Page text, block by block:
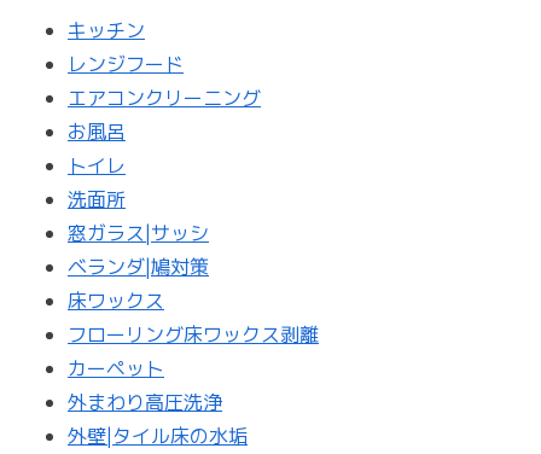
キッチン
レンジフード
エアコンクリーニング
お風呂
トイレ
洗面所
窓ガラス|サッシ
ベランダ|鳩対策
床ワックス
フローリング床ワックス剥離
カーペット
外まわり高圧洗浄
外壁|タイル床の水垢